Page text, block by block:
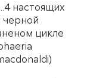
настоящих
черной
цикле